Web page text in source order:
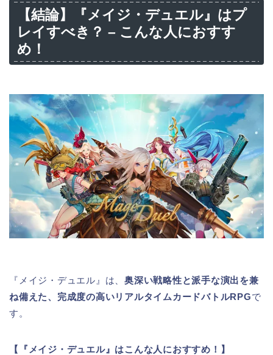
【結論】『メイジ・デュエル』はプ
レイすべき？ – こんな人におすす
め！
『メイジ・デュエル』は、奥深い戦略性と派手な演出を兼
ね備えた、完成度の高いリアルタイムカードバトルRPGで
す。
【『メイジ・デュエル』はこんな人におすすめ！】